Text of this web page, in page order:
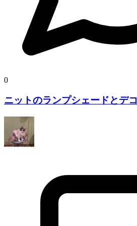
0
ニットのランプシェードとデ